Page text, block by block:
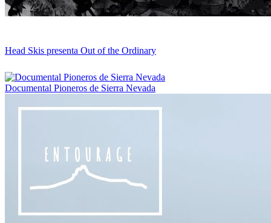
Head Skis presenta Out of the Ordinary
Documental Pioneros de Sierra Nevada